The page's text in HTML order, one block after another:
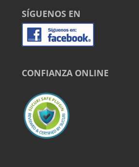
SÍGUENOS EN
CONFIANZA ONLINE